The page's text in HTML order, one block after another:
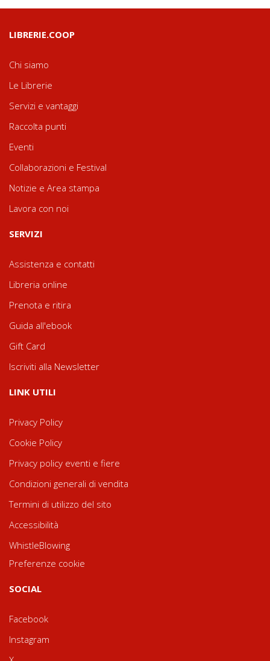
LIBRERIE.COOP
Chi siamo
Le Librerie
Servizi e vantaggi
Raccolta punti
Eventi
Collaborazioni e Festival
Notizie e Area stampa
Lavora con noi
SERVIZI
Assistenza e contatti
Libreria online
Prenota e ritira
Guida all'ebook
Gift Card
Iscriviti alla Newsletter
LINK UTILI
Privacy Policy
Cookie Policy
Privacy policy eventi e fiere
Condizioni generali di vendita
Termini di utilizzo del sito
Accessibilità
WhistleBlowing
Preferenze cookie
SOCIAL
Facebook
Instagram